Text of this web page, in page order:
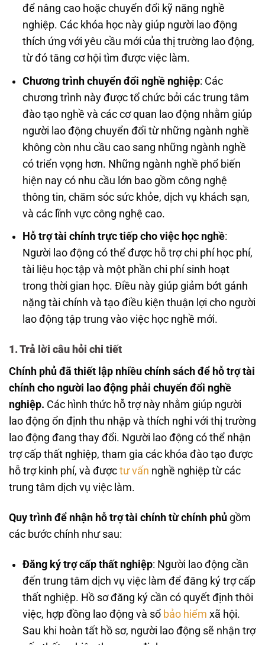
để nâng cao hoặc chuyển đổi kỹ năng nghề
nghiệp. Các khóa học này giúp người lao động
thích ứng với yêu cầu mới của thị trường lao động,
từ đó tăng cơ hội tìm được việc làm.
Chương trình chuyển đổi nghề nghiệp: Các
chương trình này được tổ chức bởi các trung tâm
đào tạo nghề và các cơ quan lao động nhằm giúp
người lao động chuyển đổi từ những ngành nghề
không còn nhu cầu cao sang những ngành nghề
có triển vọng hơn. Những ngành nghề phổ biến
hiện nay có nhu cầu lớn bao gồm công nghệ
thông tin, chăm sóc sức khỏe, dịch vụ khách sạn,
và các lĩnh vực công nghệ cao.
Hỗ trợ tài chính trực tiếp cho việc học nghề:
Người lao động có thể được hỗ trợ chi phí học phí,
tài liệu học tập và một phần chi phí sinh hoạt
trong thời gian học. Điều này giúp giảm bớt gánh
nặng tài chính và tạo điều kiện thuận lợi cho người
lao động tập trung vào việc học nghề mới.
1. Trả lời câu hỏi chi tiết
Chính phủ đã thiết lập nhiều chính sách để hỗ trợ tài
chính cho người lao động phải chuyển đổi nghề
nghiệp. Các hình thức hỗ trợ này nhằm giúp người
lao động ổn định thu nhập và thích nghi với thị trường
lao động đang thay đổi. Người lao động có thể nhận
trợ cấp thất nghiệp, tham gia các khóa đào tạo được
hỗ trợ kinh phí, và được tư vấn nghề nghiệp từ các
trung tâm dịch vụ việc làm.
Quy trình để nhận hỗ trợ tài chính từ chính phủ gồm
các bước chính như sau:
Đăng ký trợ cấp thất nghiệp: Người lao động cần
đến trung tâm dịch vụ việc làm để đăng ký trợ cấp
thất nghiệp. Hồ sơ đăng ký cần có quyết định thôi
việc, hợp đồng lao động và sổ bảo hiểm xã hội.
Sau khi hoàn tất hồ sơ, người lao động sẽ nhận trợ